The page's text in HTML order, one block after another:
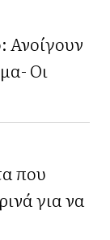
Ανοίγουν
Οι
που
για να